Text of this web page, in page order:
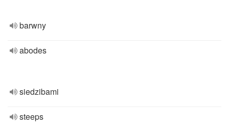
barwny
abodes
siedzibami
steeps